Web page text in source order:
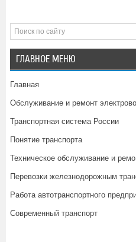
ГЛАВНОЕ МЕНЮ
Главная
Обслуживание и ремонт
Транспортная система России
Понятие транспорта
Техническое обслуживание и
Перевозки железнодорожным
Работа автотранспортного
Современный транспорт